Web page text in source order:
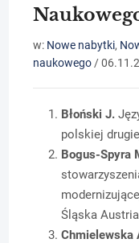
w: Nowe nabytki,
naukowego /
Błoński J.
polskiej
Bogus-Spyra
Śląska
Chmielewska